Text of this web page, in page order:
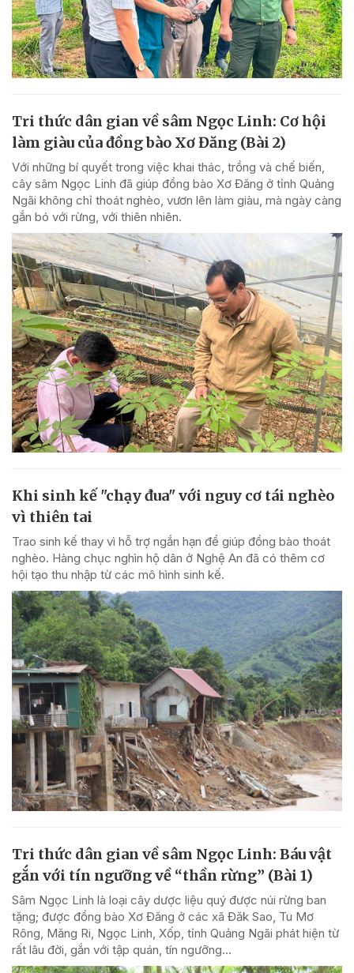
Tri thức dân gian về sâm Ngọc Linh: Cơ hội
làm giàu của đồng bào Xơ Đăng (Bài 2)
Với những bí quyết trong việc khai thác, trồng và chế biến,
cây sâm Ngọc Linh đã giúp đồng bào Xơ Đăng ở tỉnh Quảng
Ngãi không chỉ thoát nghèo, vươn lên làm giàu, mà ngày càng
gắn bó với rừng, với thiên nhiên.
Khi sinh kế "chạy đua" với nguy cơ tái nghèo
vì thiên tai
Trao sinh kế thay vì hỗ trợ ngắn hạn để giúp đồng bào thoát
nghèo. Hàng chục nghìn hộ dân ở Nghệ An đã có thêm cơ
hội tạo thu nhập từ các mô hình sinh kế.
Tri thức dân gian về sâm Ngọc Linh: Báu vật
gắn với tín ngưỡng về “thần rừng” (Bài 1)
Sâm Ngọc Linh là loại cây dược liệu quý được núi rừng ban
tặng; được đồng bào Xơ Đăng ở các xã Đăk Sao, Tu Mơ
Rông, Măng Ri, Ngọc Linh, Xốp, tỉnh Quảng Ngãi phát hiện từ
rất lâu đời, gắn với tập quán, tín ngưỡng...